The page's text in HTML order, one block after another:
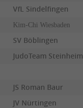
VfL Sindelfingen
Kim-Chi Wiesbaden
SV Böblingen
JudoTeam Steinheim
JS Roman Baur
JV Nürtingen